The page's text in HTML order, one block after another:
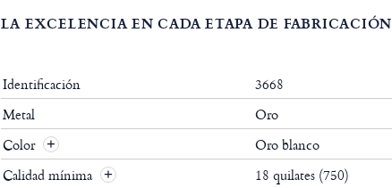
LA EXCELENCIA EN CADA ETAPA DE FABRICACIÓN
Identificación
3668
Metal
Oro
Color
Oro blanco
Calidad mínima
18 quilates (750)